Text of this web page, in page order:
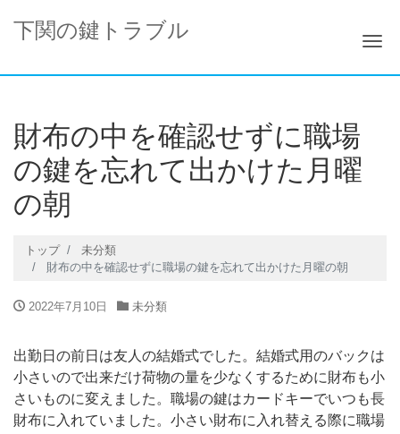
下関の鍵トラブル
ナ
財布の中を確認せずに職場
の鍵を忘れて出かけた月曜
の朝
トップ
未分類
財布の中を確認せずに職場の鍵を忘れて出かけた月曜の朝
2022年7月10日 未分類
出勤日の前日は友人の結婚式でした。結婚式用のバックは
小さいので出来だけ荷物の量を少なくするために財布も小
さいものに変えました。職場の鍵はカードキーでいつも長
財布に入れていました。小さい財布に入れ替える際に職場